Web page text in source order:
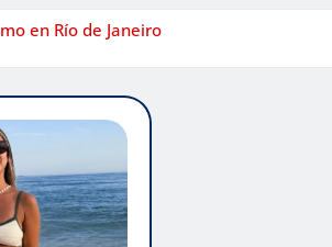
en Río de Janeiro